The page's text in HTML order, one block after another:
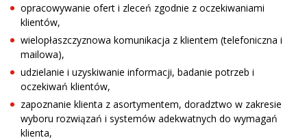
opracowywanie ofert i zleceń zgodnie z oczekiwaniami
klientów,
wielopłaszczyznowa komunikacja z klientem (telefoniczna i
mailowa),
udzielanie i uzyskiwanie informacji, badanie potrzeb i
oczekiwań klientów,
zapoznanie klienta z asortymentem, doradztwo w zakresie
wyboru rozwiązań i systemów adekwatnych do wymagań
klienta,